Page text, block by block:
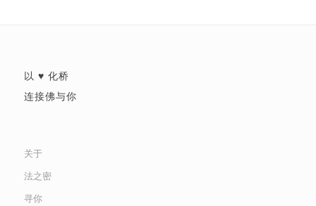
以 ♥ 化桥
连接佛与你
关于
法之密
寻你